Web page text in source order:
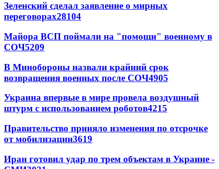
Зеленский сделал заявление о мирных
переговорах28104
Майора ВСП поймали на "помощи" военному в
СОЧ5209
В Минобороны назвали крайний срок
возвращения военных после СОЧ4905
Украина впервые в мире провела воздушный
штурм с использованием роботов4215
Правительство приняло изменения по отсрочке
от мобилизации3619
Иран готовил удар по трем объектам в Украине -